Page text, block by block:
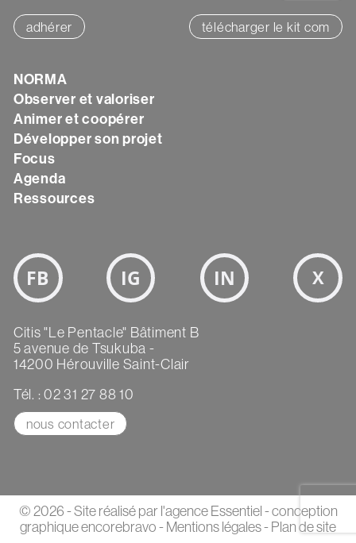
adhérer télécharger le kit com
Texte
NORMA
Observer et valoriser
Animer et coopérer
Développer son projet
Focus
Agenda
Ressources
Bloc
Réseaux
Texte
Citis "Le Pentacle" Bâtiment B
5 avenue de Tsukuba -
14200 Hérouville Saint-Clair
Tél. : 02 31 27 88 10
nous contacter
© 2026 - Site réalisé parl'agence Essentiel- conception
graphiqueencorebravo-Mentions légales-Plan de site